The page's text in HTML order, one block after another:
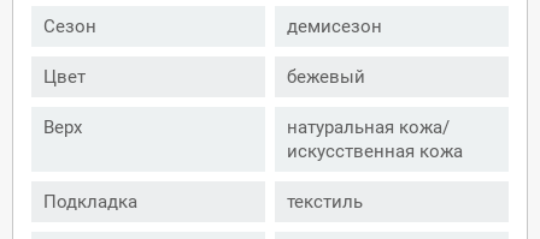
Сезон демисезон
Цвет бежевый
Верх
натуральная кожа/
искусственная кожа
Подкладка текстиль